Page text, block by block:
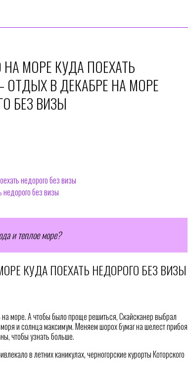
МОРЕ КУДА ПОЕХАТЬ
В ДЕКАБРЕ НА МОРЕ
БЕЗ ВИЗЫ
недорого без визы
недорого без визы
и теплое море?
КУДА ПОЕХАТЬ НЕДОРОГО БЕЗ ВИЗЫ
море. А чтобы было проще решиться, Скайсканер выбрал
и солнца максимум. Меняем шорох бумаг на шелест прибоя
чтобы узнать больше.
в летних каникулах, черногорские курорты Которского